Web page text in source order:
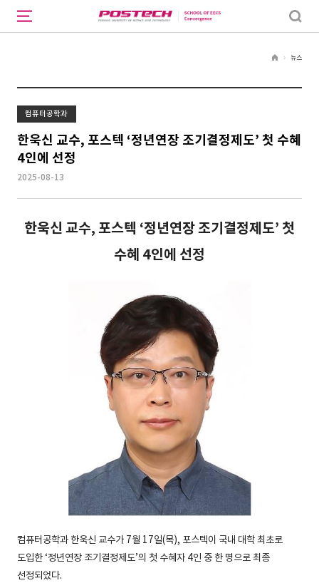
H
뉴스
컴퓨터공학과
한욱신 교수, 포스텍 ‘정년연장 조기결정제도’ 첫 수혜
4인에 선정
2025-08-13
한욱신 교수, 포스텍 ‘정년연장 조기결정제도’ 첫
수혜 4인에 선정
컴퓨터공학과 한욱신 교수가 7월 17일(목), 포스텍이 국내 대학 최초로
도입한 ‘정년연장 조기결정제도’의 첫 수혜자 4인 중 한 명으로 최종
선정되었다.